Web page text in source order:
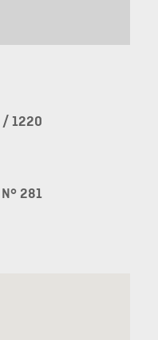
1220
281